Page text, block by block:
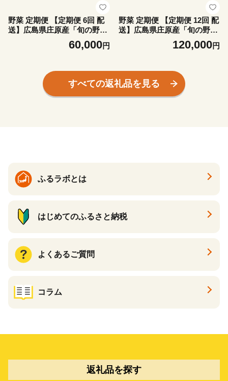
野菜 定期便 【定期便 6回 配
送】広島県庄原産「旬の野
菜」詰め合わせ箱（13～15品
目）野菜セット やさい 6ヵ月
60,000円
野菜 定期便 【定期便 12回 配
送】広島県庄原産「旬の野
菜」詰め合わせ箱（13～15品
目）野菜セット やさい 12ヵ
120,000円
すべての返礼品を見る
ふるラボとは
はじめてのふるさと納税
よくあるご質問
コラム
返礼品を探す